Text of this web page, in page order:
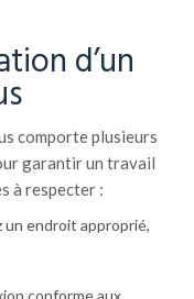
d’un
comporte plusieurs
garantir un travail
à respecter :
un endroit approprié,
conforme aux